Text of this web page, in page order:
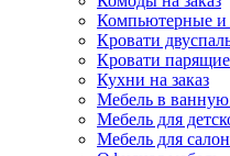
Компьютерные и
Кровати
Кровати парящие
Кухни на заказ
Мебель в
Мебель для
Мебель для